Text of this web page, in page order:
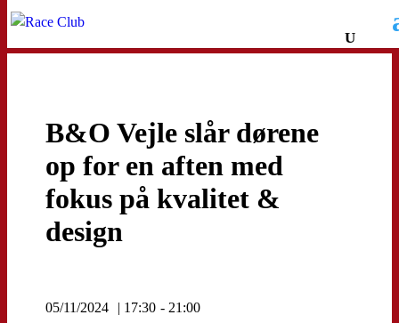
B&O Vejle slår dørene
op for en aften med
fokus på kvalitet &
design
05/11/2024 | 17:30 - 21:00